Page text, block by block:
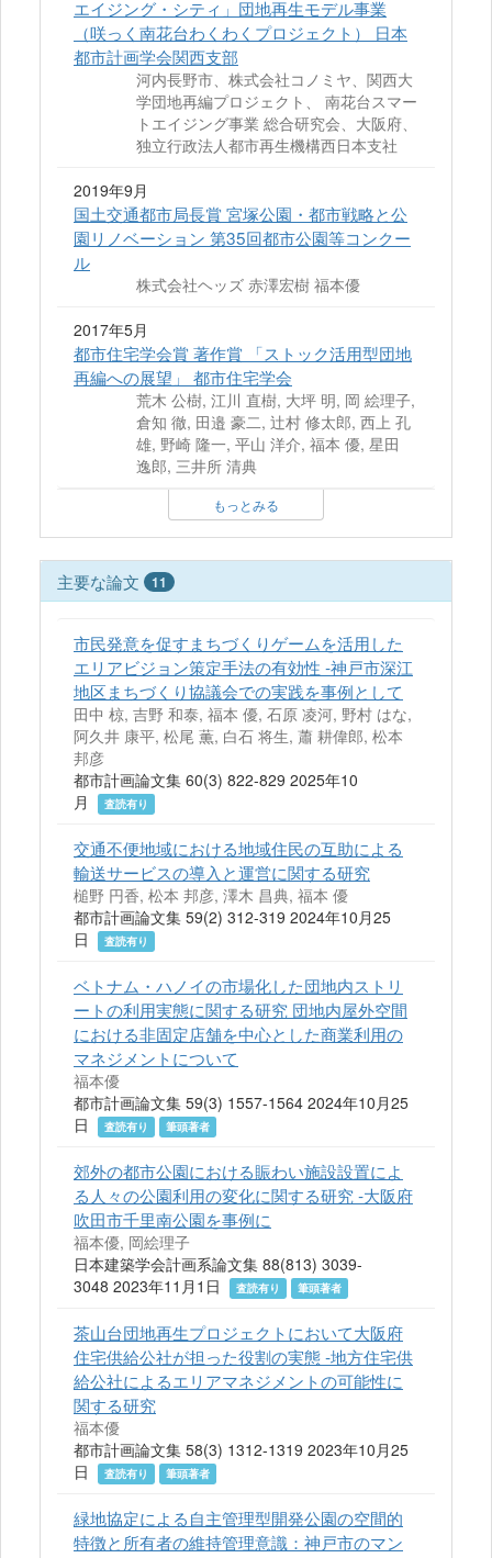
エイジング・シティ」団地再生モデル事業
（咲っく南花台わくわくプロジェクト） 日本
都市計画学会関西支部
河内長野市、株式会社コノミヤ、関西大
学団地再編プロジェクト、 南花台スマー
トエイジング事業 総合研究会、大阪府、
独立行政法人都市再生機構西日本支社
2019年9月
国土交通都市局長賞 宮塚公園・都市戦略と公
園リノベーション 第35回都市公園等コンクー
ル
株式会社ヘッズ 赤澤宏樹 福本優
2017年5月
都市住宅学会賞 著作賞 「ストック活用型団地
再編への展望」 都市住宅学会
荒木 公樹, 江川 直樹, 大坪 明, 岡 絵理子,
倉知 徹, 田邉 豪二, 辻村 修太郎, 西上 孔
雄, 野崎 隆一, 平山 洋介, 福本 優, 星田
逸郎, 三井所 清典
もっとみる
主要な論文 11
市民発意を促すまちづくりゲームを活用した
エリアビジョン策定手法の有効性 ‐神戸市深江
地区まちづくり協議会での実践を事例として
田中 椋, 吉野 和泰, 福本 優, 石原 凌河, 野村 はな,
阿久井 康平, 松尾 薫, 白石 将生, 蕭 耕偉郎, 松本
邦彦
都市計画論文集 60(3) 822-829 2025年10
月
査読有り
交通不便地域における地域住民の互助による
輸送サービスの導入と運営に関する研究
槌野 円香, 松本 邦彦, 澤木 昌典, 福本 優
都市計画論文集 59(2) 312-319 2024年10月25
日
査読有り
ベトナム・ハノイの市場化した団地内ストリ
ートの利用実態に関する研究 団地内屋外空間
における非固定店舗を中心とした商業利用の
マネジメントについて
福本優
都市計画論文集 59(3) 1557-1564 2024年10月25
日
査読有り 筆頭著者
郊外の都市公園における賑わい施設設置によ
る人々の公園利用の変化に関する研究 ‐大阪府
吹田市千里南公園を事例に
福本優, 岡絵理子
日本建築学会計画系論文集 88(813) 3039-
3048 2023年11月1日
査読有り 筆頭著者
茶山台団地再生プロジェクトにおいて大阪府
住宅供給公社が担った役割の実態 ‐地方住宅供
給公社によるエリアマネジメントの可能性に
関する研究
福本優
都市計画論文集 58(3) 1312-1319 2023年10月25
日
査読有り 筆頭著者
緑地協定による自主管理型開発公園の空間的
特徴と所有者の維持管理意識：神戸市のマン